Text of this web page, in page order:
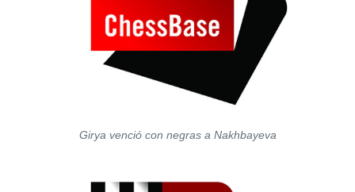
Girya venció con negras a Nakhbayeva